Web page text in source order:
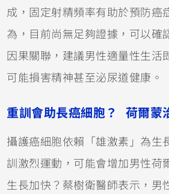
成，固定射精頻率有助於預防癌
為，目前尚無足夠證據，可以確
因果關聯，建議男性適量性生活
可能損害精神甚至泌尿道健康。
重訓會助長癌細胞？ 荷爾蒙
攝護癌細胞依賴「雄激素」為生
訓激烈運動，可能會增加男性荷
生長加快？蔡樹衛醫師表示，男